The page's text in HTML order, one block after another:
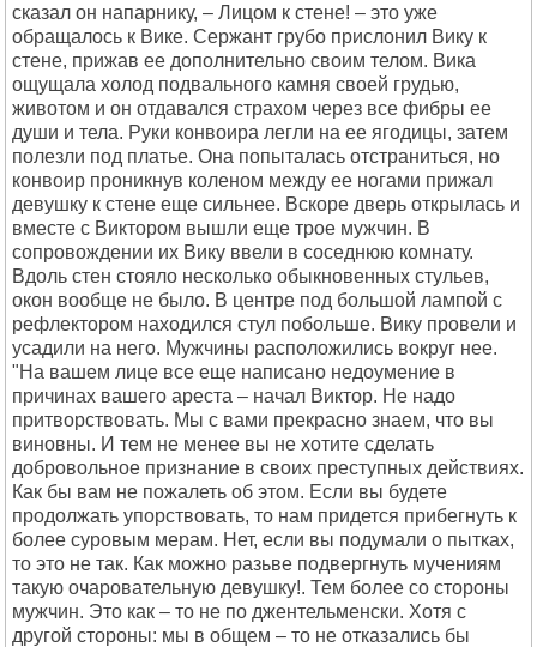
сказал он напарнику, – Лицом к стене! – это уже
обращалось к Вике. Сержант грубо прислонил Вику к
стене, прижав ее дополнительно своим телом. Вика
ощущала холод подвального камня своей грудью,
животом и он отдавался страхом через все фибры ее
души и тела. Руки конвоира легли на ее ягодицы, затем
полезли под платье. Она попыталась отстраниться, но
конвоир проникнув коленом между ее ногами прижал
девушку к стене еще сильнее. Вскоре дверь открылась и
вместе с Виктором вышли еще трое мужчин. В
сопровождении их Вику ввели в соседнюю комнату.
Вдоль стен стояло несколько обыкновенных стульев,
окон вообще не было. В центре под большой лампой с
рефлектором находился стул побольше. Вику провели и
усадили на него. Мужчины расположились вокруг нее.
"На вашем лице все еще написано недоумение в
причинах вашего ареста – начал Виктор. Не надо
притворствовать. Мы с вами прекрасно знаем, что вы
виновны. И тем не менее вы не хотите сделать
добровольное признание в своих преступных действиях.
Как бы вам не пожалеть об этом. Если вы будете
продолжать упорствовать, то нам придется прибегнуть к
более суровым мерам. Нет, если вы подумали о пытках,
то это не так. Как можно разьве подвергнуть мучениям
такую очаровательную девушку!. Тем более со стороны
мужчин. Это как – то не по джентельменски. Хотя с
другой стороны: мы в общем – то не отказались бы